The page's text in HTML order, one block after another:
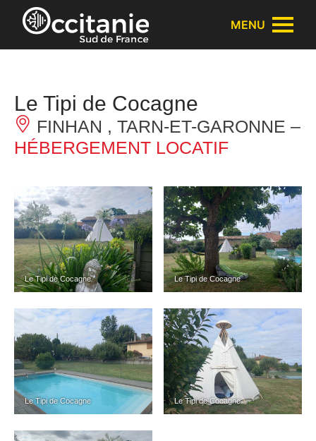
Panneau de gestion des cookies
MENU
Le Tipi de Cocagne
FINHAN , TARN-ET-GARONNE –
HÉBERGEMENT LOCATIF
Le Tipi de Cocagne Le Tipi de Cocagne
Le Tipi de Cocagne Le Tipi de Cocagne